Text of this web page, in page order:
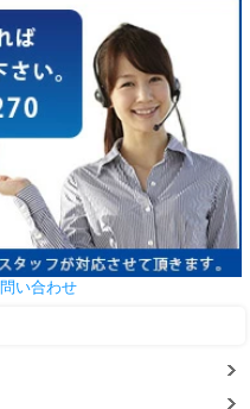
い合わせ